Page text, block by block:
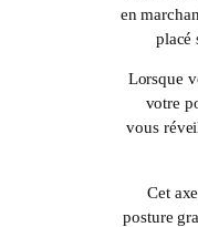
en
placé
Lorsque
votre
vous
Cet
posture